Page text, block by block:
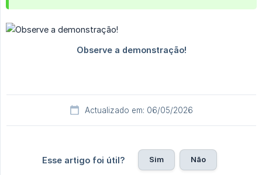
Actualizado em: 06/05/2026
Esse artigo foi útil? Sim Não